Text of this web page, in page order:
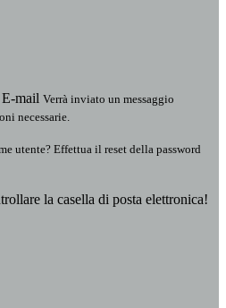
E-mail Verrà inviato un messaggio
necessarie.
utente? Effettua il reset della password
la casella di posta elettronica!